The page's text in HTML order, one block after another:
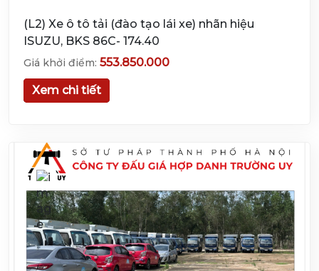
(L2) Xe ô tô tải (đào tạo lái xe) nhãn hiệu
ISUZU, BKS 86C- 174.40
Giá khởi điểm: 553.850.000
Xem chi tiết